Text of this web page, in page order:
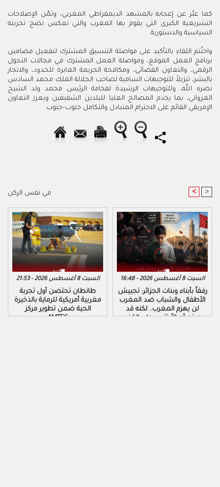
كما عبّر عن إعجابه بالمشهد الديمقراطي المغربي، وثمّن الإصلاحات
التشريعية الكبرى التي يقوم بها المغرب والتي تعكس نضج تجربته
السياسية والدستورية.
واختُتم اللقاء بالتأكيد على مواصلة التنسيق المشترك لتفعيل مضامين
برنامج العمل الموقع، ومواصلة العمل المشترك في مجالات التحول
الرقمي، والتعاون القضائي، ومكافحة الجريمة العابرة للحدود، والاتجار
بالبشر، تنزيلاً للتوجيهات السامية لصاحب الجلالة الملك محمد السادس
نصره الله، وللتوجيهات الرشيدة لفخامة الرئيس محمد ولد الشيخ
الغزواني، بما يخدم المصالح العليا للبلدين الشقيقين ويعزز التعاون
الإفريقي القائم على الاحترام المتبادل والتكامل جنوب–جنوب.
في نفس الركن < >
السبت 8 أغسطس 2026 - 21:53
طانطان تحتضن أول تجربة
مغربية أمريكية للرماية بالذخيرة
الحية ضمن تطوير مركز
«AMTEC»
السبت 8 أغسطس 2026 - 16:48
رفقاً بأبناء وبنات الجزائر: تجييش
الأطفال والشباب ضد المغرب
لن يهزم المغرب.. لكنه قد
يصنع أجيالاً تتربى على الكذب